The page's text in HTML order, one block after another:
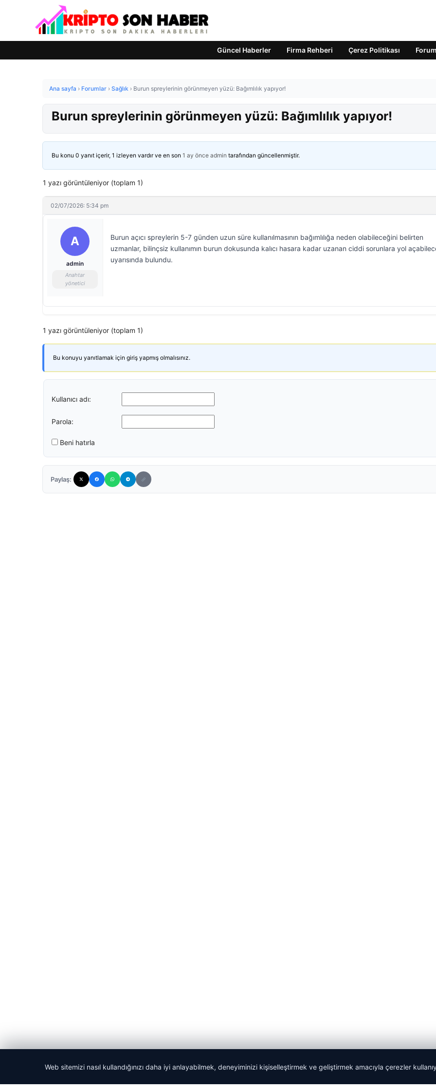
Güncel Haberler Firma Rehberi Çerez Politikası Forum
Ana sayfa › Forumlar › Sağlık › Burun spreylerinin görünmeyen yüzü: Bağımlılık yapıyor!
Burun spreylerinin görünmeyen yüzü: Bağımlılık yapıyor!
Bu konu 0 yanıt içerir, 1 izleyen vardır ve en son 1 ay önce admin tarafından güncellenmiştir.
1 yazı görüntüleniyor (toplam 1)
02/07/2026: 5:34 pm
A
admin
Anahtar
yönetici
Burun açıcı spreylerin 5-7 günden uzun süre kullanılmasının bağımlılığa neden olabileceğini belirten
uzmanlar, bilinçsiz kullanımın burun dokusunda kalıcı hasara kadar uzanan ciddi sorunlara yol
uyarısında bulundu.
1 yazı görüntüleniyor (toplam 1)
Bu konuyu yanıtlamak için giriş yapmış olmalısınız.
Kullanıcı adı:
Parola:
Beni hatırla
Paylaş:
Web sitemizi nasıl kullandığınızı daha iyi anlayabilmek, deneyiminizi kişiselleştirmek ve geliştirmek amacıyla çerezler